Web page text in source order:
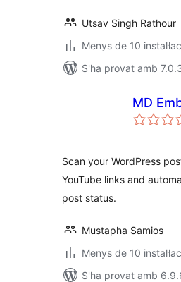
Utsav Singh Rathour
Menys de 10
S'ha provat amb
MD
Scan your WordPress
YouTube links and
post status.
Mustapha Samios
Menys de 10
S'ha provat amb